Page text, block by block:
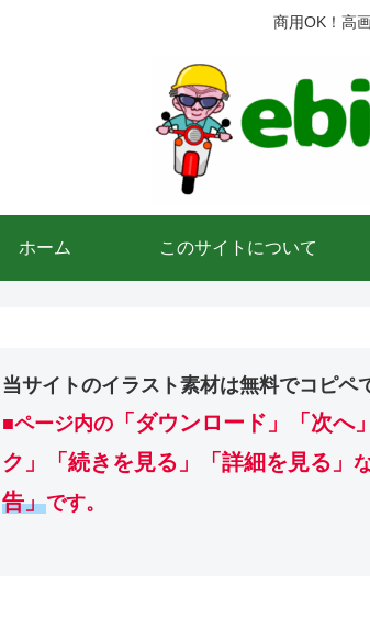
商用OK！高画質
ホーム このサイトについて
当サイトのイラスト素材は無料でコピペ
■ページ内の 「ダウンロード」
「次へ
ク」「続きを見る」「詳細を見る」
告」です。